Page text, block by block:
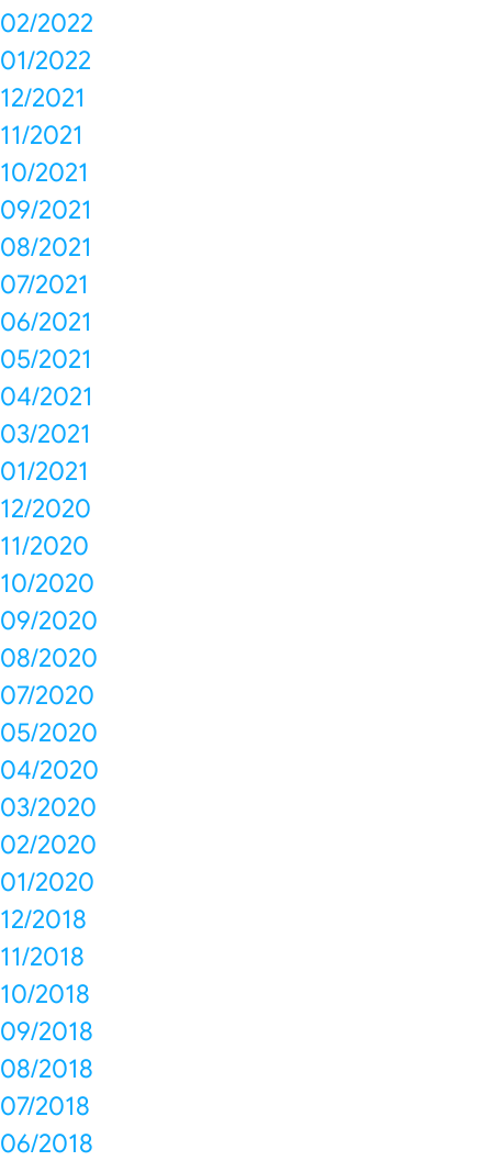
02/2022
01/2022
12/2021
11/2021
10/2021
09/2021
08/2021
07/2021
06/2021
05/2021
04/2021
03/2021
01/2021
12/2020
11/2020
10/2020
09/2020
08/2020
07/2020
05/2020
04/2020
03/2020
02/2020
01/2020
12/2018
11/2018
10/2018
09/2018
08/2018
07/2018
06/2018